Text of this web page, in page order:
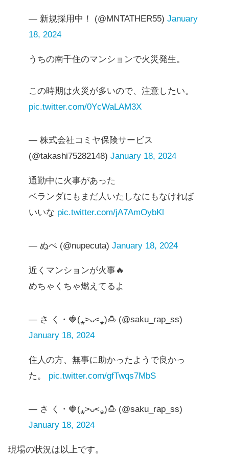
— 新規採用中！ (@MNTATHER55) January
18, 2024
うちの南千住のマンションで火災発生。
この時期は火災が多いので、注意したい。
pic.twitter.com/0YcWaLAM3X
— 株式会社コミヤ保険サービス
(@takashi75282148) January 18, 2024
通勤中に火事があった
ベランダにもまだ人いたしなにもなければ
いいな pic.twitter.com/jA7AmOybKl
— ぬぺ (@nupecuta) January 18, 2024
近くマンションが火事🔥
めちゃくちゃ燃えてるよ
— さ く・🍓(⁎˃ᴗ˂⁎)🍮 (@saku_rap_ss)
January 18, 2024
住人の方、無事に助かったようで良かっ
た。 pic.twitter.com/gfTwqs7MbS
— さ く・🍓(⁎˃ᴗ˂⁎)🍮 (@saku_rap_ss)
January 18, 2024
現場の状況は以上です。